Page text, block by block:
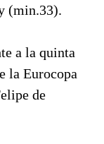
(min.33).
a la quinta
la Eurocopa
de